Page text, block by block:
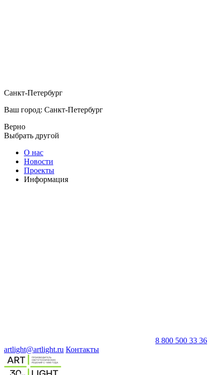
Санкт-Петербург
Ваш город: Санкт-Петербург
Верно
Выбрать другой
О нас
Новости
Проекты
Информация
8 800 500 33 36
artlight@artlight.ru Контакты